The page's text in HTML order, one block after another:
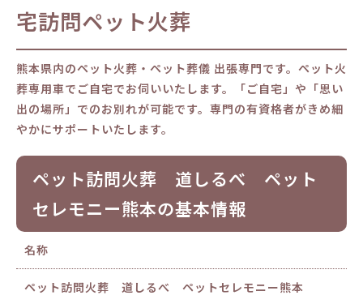
宅訪問ペット火葬
熊本県内のペット火葬・ペット葬儀 出張専門です。ペット火
葬専用車でご自宅でお伺いいたします。「ご自宅」や「思い
出の場所」でのお別れが可能です。専門の有資格者がきめ細
やかにサポートいたします。
ペット訪問火葬 道しるべ ペット
セレモニー熊本の基本情報
名称
ペット訪問火葬 道しるべ ペットセレモニー熊本